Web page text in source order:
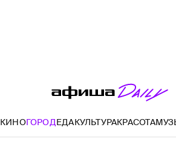
КИНОГОРОДЕДАКУЛЬТУРАКРАСОТА